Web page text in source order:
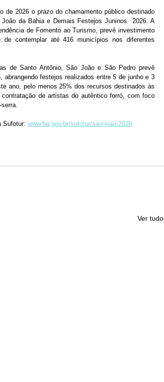
de 2026 o prazo do chamamento público destinado
da Bahia e Demais Festejos Juninos  2026. A
de Fomento ao Turismo, prevê investimento
contemplar até 416 municípios nos diferentes
de Santo Antônio, São João e São Pedro prevê
festejos realizados entre 5 de junho e 3
ano, pelo menos 25% dos recursos destinados às
de artistas do autêntico forró, com foco
Sufotur: www.ba.gov.br/sufotur/sao-joao-2026
Ver tudo